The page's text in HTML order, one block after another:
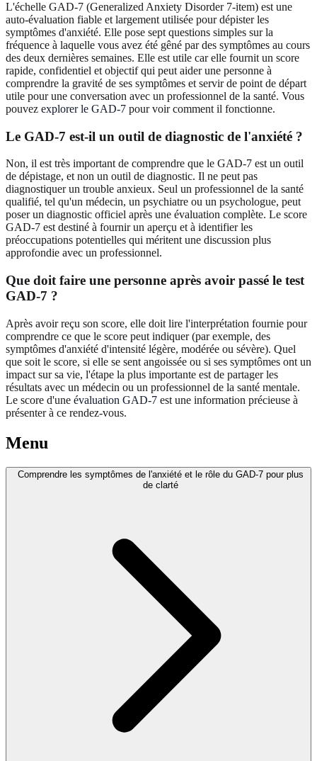
L'échelle GAD-7 (Generalized Anxiety Disorder 7-item) est une
auto-évaluation fiable et largement utilisée pour dépister les
symptômes d'anxiété. Elle pose sept questions simples sur la
fréquence à laquelle vous avez été gêné par des symptômes au cours
des deux dernières semaines. Elle est utile car elle fournit un score
rapide, confidentiel et objectif qui peut aider une personne à
comprendre la gravité de ses symptômes et servir de point de départ
utile pour une conversation avec un professionnel de la santé. Vous
pouvez explorer le GAD-7 pour voir comment il fonctionne.
Le GAD-7 est-il un outil de diagnostic de l'anxiété ?
Non, il est très important de comprendre que le GAD-7 est un outil
de dépistage, et non un outil de diagnostic. Il ne peut pas
diagnostiquer un trouble anxieux. Seul un professionnel de la santé
qualifié, tel qu'un médecin, un psychiatre ou un psychologue, peut
poser un diagnostic officiel après une évaluation complète. Le score
GAD-7 est destiné à fournir un aperçu et à identifier les
préoccupations potentielles qui méritent une discussion plus
approfondie avec un professionnel.
Que doit faire une personne après avoir passé le test
GAD-7 ?
Après avoir reçu son score, elle doit lire l'interprétation fournie pour
comprendre ce que le score peut indiquer (par exemple, des
symptômes d'anxiété d'intensité légère, modérée ou sévère). Quel
que soit le score, si elle se sent angoissée ou si ses symptômes ont un
impact sur sa vie, l'étape la plus importante est de partager les
résultats avec un médecin ou un professionnel de la santé mentale.
Le score d'une évaluation GAD-7 est une information précieuse à
présenter à ce rendez-vous.
Menu
Comprendre les symptômes de l'anxiété et le rôle du GAD-7 pour plus
de clarté